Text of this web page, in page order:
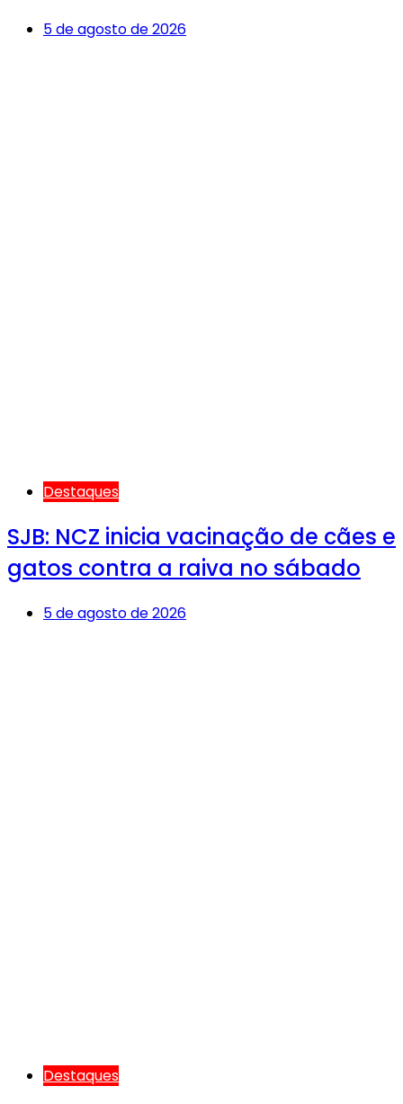
5 de agosto de 2026
Destaques
SJB: NCZ inicia vacinação de cães e
gatos contra a raiva no sábado
5 de agosto de 2026
Destaques